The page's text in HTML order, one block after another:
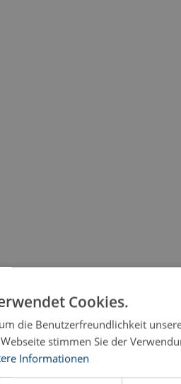
Cookies.
die Benutzerfreundlichkeit
stimmen Sie der
Informationen